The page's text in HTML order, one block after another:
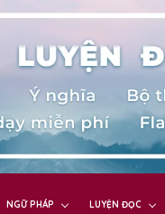
NGỮ PHÁP LUYỆN ĐỌC